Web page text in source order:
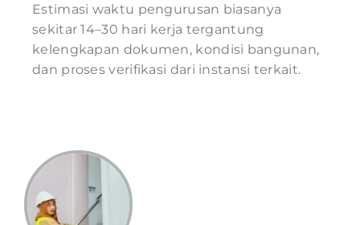
Estimasi waktu pengurusan biasanya
sekitar 14–30 hari kerja tergantung
kelengkapan dokumen, kondisi bangunan,
dan proses verifikasi dari instansi terkait.